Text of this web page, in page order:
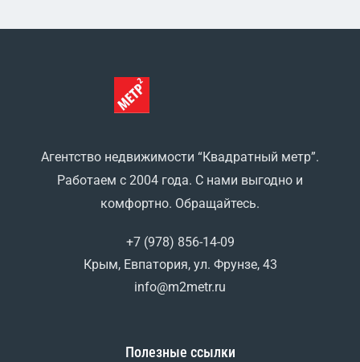
Агентство недвижимости “Квадратный метр”.
Работаем с 2004 года. С нами выгодно и
комфортно. Обращайтесь.
+7 (978) 856-14-09
Крым, Евпатория, ул. Фрунзе, 43
info@m2metr.ru
Полезные ссылки